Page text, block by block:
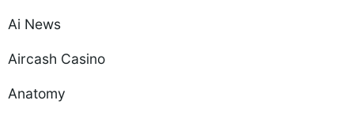
Ai News
Aircash Casino
Anatomy